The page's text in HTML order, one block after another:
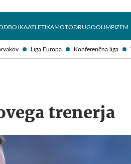
Liga Europa Konferenčna liga
ATLETIKAMOTODRUGOOLIMPIZEM
trenerja